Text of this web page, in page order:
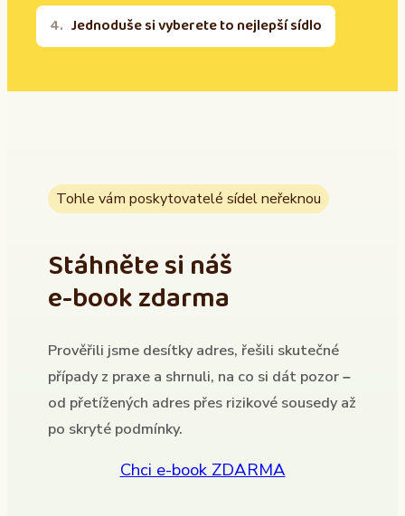
Jednoduše si vyberete to nejlepší sídlo
Tohle vám poskytovatelé sídel neřeknou
Stáhněte si náš
e-book zdarma
Prověřili jsme desítky adres, řešili skutečné
případy z praxe a shrnuli, na co si dát pozor –
od přetížených adres přes rizikové sousedy až
po skryté podmínky.
Chci e-book ZDARMA